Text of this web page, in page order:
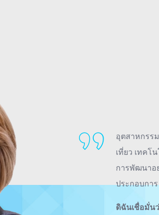
อุตสาหกรร
เที่ยว เทคโ
การพัฒนาอ
ประกอบการ
ดิฉันเชื่อมั่น